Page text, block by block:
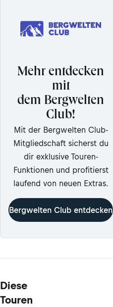
Mehr entdecken
mit
dem Bergwelten
Club!
Mit der Bergwelten Club-
Mitgliedschaft sicherst du
dir exklusive Touren-
Funktionen und profitierst
laufend von neuen Extras.
Bergwelten Club entdecken
Diese
Touren